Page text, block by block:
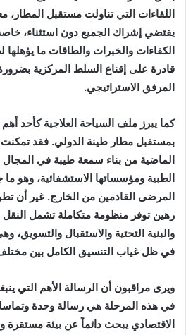
اللقاءات التي تناولت مستقبل المطار،
يقتضي إشراك الجميع دون استثناء،
الكفاءات والخبرات والطاقات ما
قادرة على إقناع السلط المركزية
المرفق الاستراتيجي.
كما يبرز ملف السياحة العلاجية كأحد
بمستقبل مطار طينة الدولي. فقد
الماضية من بناء سمعة طيبة في
الطبية ومؤسساتها الاستشفائية، وهو
المرضى القادمين من الخارج. غير أن
رهين توفر منظومة متكاملة تشمل
والبنية التحتية والاستقبال
في ظل غياب التنسيق الكامل بين
ويرى مراقبون أن الرسالة الأهم التي
في هذه المرحلة هي رسالة وحدة
الاقتصادي يبحث دائماً عن بيئة مستقرة